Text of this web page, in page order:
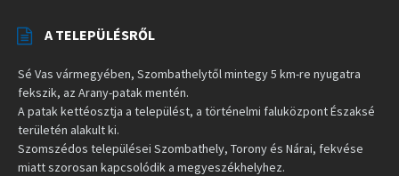
A TELEPÜLÉSRŐL
Sé Vas vármegyében, Szombathelytől mintegy 5 km-re nyugatra
fekszik, az Arany-patak mentén.
A patak kettéosztja a települést, a történelmi faluközpont Északsé
területén alakult ki.
Szomszédos települései Szombathely, Torony és Nárai, fekvése
miatt szorosan kapcsolódik a megyeszékhelyhez.